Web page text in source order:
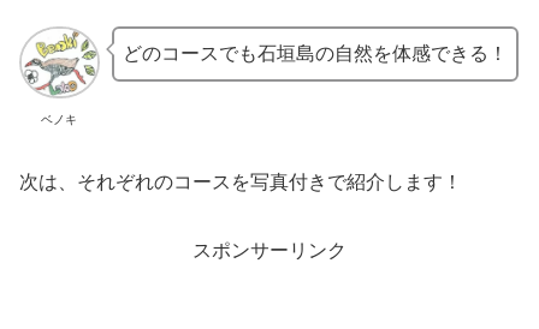
ベノキ
どのコースでも石垣島の自然を体感できる！
次は、それぞれのコースを写真付きで紹介します！
スポンサーリンク